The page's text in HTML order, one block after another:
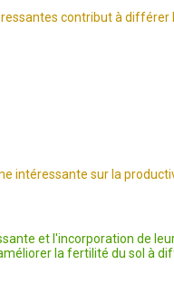
contribut à
intéressante sur la
et l'incorporation de
la fertilité du sol à